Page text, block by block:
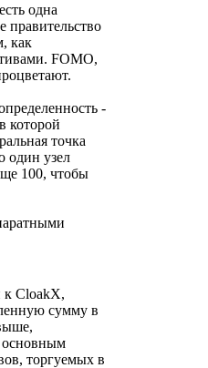
одна
правительство
как
FOMO,
-
которой
точка
один узел
100, чтобы
к CloakX,
сумму в
основным
торгуемых в